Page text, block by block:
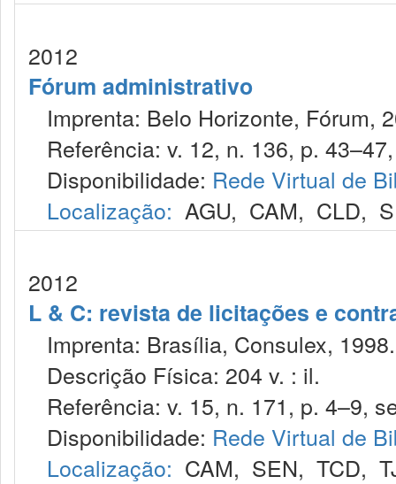
2012
Fórum administrativo
Imprenta: Belo Horizonte, Fórum,
Referência: v. 12, n. 136, p.
Disponibilidade: Rede Virtual de
Localização: AGU, CAM, CLD,
2012
L & C: revista de licitações e
Imprenta: Brasília, Consulex, 1998.
Descrição Física: 204 v. : il.
Referência: v. 15, n. 171, p. 4–9,
Disponibilidade: Rede Virtual de
Localização: CAM, SEN, TCD,